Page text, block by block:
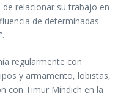
relacionar su trabajo en
de determinadas
regularmente con
y armamento, lobistas,
con Timur Míndich en la